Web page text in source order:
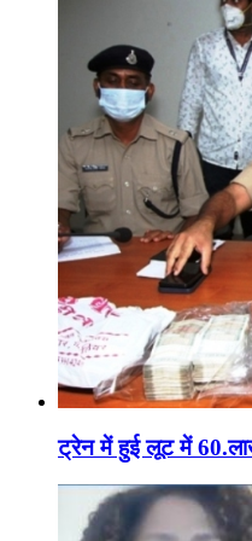
ट्रेन में हुई लूट में